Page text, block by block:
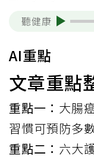
聽健康
AI重點
文章重點
重點一： 大腸
習慣可預防多
重點二： 六大